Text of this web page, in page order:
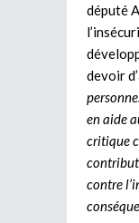
député
devoir
en aide
critique
contre